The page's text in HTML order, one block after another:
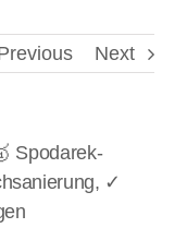
Next
Spodarek-
✓